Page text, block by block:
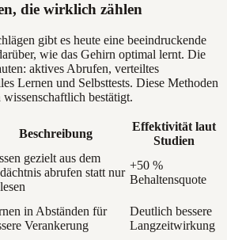
die wirklich zählen
gibt es heute eine beeindruckende
wie das Gehirn optimal lernt. Die
aktives Abrufen, verteiltes
Lernen und Selbsttests. Diese Methoden
bestätigt.
Beschreibung
Effektivität laut
Studien
gezielt aus dem
abrufen statt nur
+50 %
Behaltensquote
in Abständen für
Verankerung
Deutlich bessere
Langzeitwirkung